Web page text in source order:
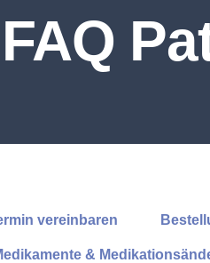
FAQ
vereinbaren
&